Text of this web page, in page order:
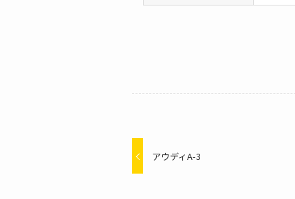
アウディA-3